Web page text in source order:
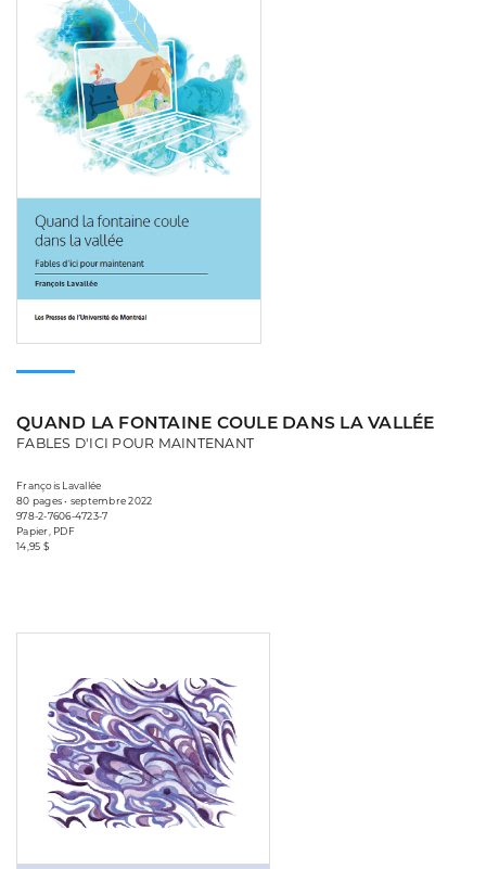
QUAND LA FONTAINE COULE DANS LA VALLÉE
FABLES D'ICI POUR MAINTENANT
François Lavallée
80 pages • septembre 2022
978-2-7606-4723-7
Papier, PDF
14,95 $